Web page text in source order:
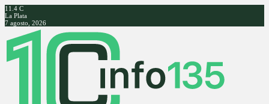
11.4 C
La Plata
7 agosto, 2026
Facebook
Twitter
Instagram
Youtube